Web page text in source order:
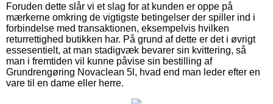
Foruden dette slår vi et slag for at kunden er oppe på
mærkerne omkring de vigtigste betingelser der spiller ind i
forbindelse med transaktionen, eksempelvis hvilken
returrettighed butikken har. På grund af dette er det i øvrigt
essesentielt, at man stadigvæk bevarer sin kvittering, så
man i fremtiden vil kunne påvise sin bestilling af
Grundrengøring Novaclean 5l, hvad end man leder efter en
vare til en dame eller herre.